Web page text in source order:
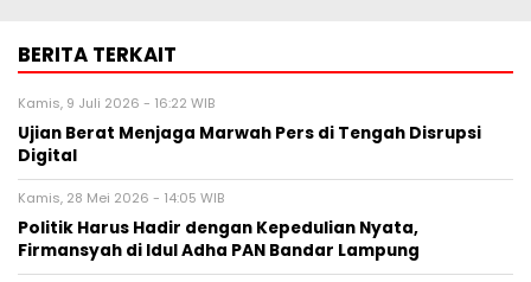
BERITA TERKAIT
Kamis, 9 Juli 2026 - 16:22 WIB
Ujian Berat Menjaga Marwah Pers di Tengah Disrupsi
Digital
Kamis, 28 Mei 2026 - 14:05 WIB
Politik Harus Hadir dengan Kepedulian Nyata,
Firmansyah di Idul Adha PAN Bandar Lampung